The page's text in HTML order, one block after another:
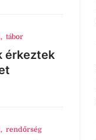
, tábor
érkeztek
, rendőrség